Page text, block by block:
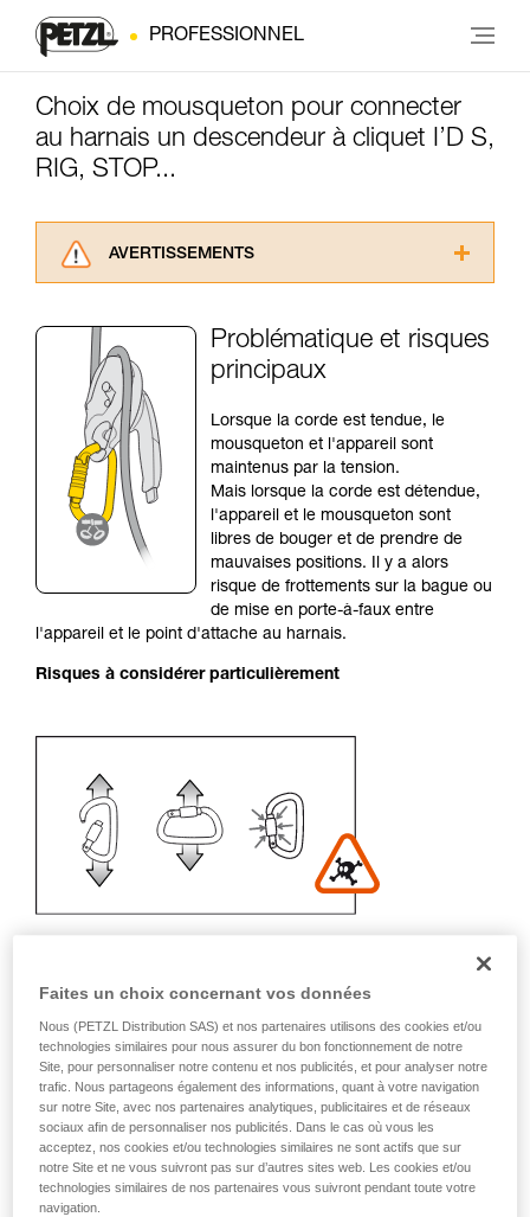
PROFESSIONNEL
Choix de mousqueton pour connecter
au harnais un descendeur à cliquet I’D S,
RIG, STOP...
AVERTISSEMENTS
consulter. Vous devez avoir compris les
informations de la notice technique pour
pouvoir comprendre ce complément
d’informations.
Maîtriser ces techniques nécessite une
formation et un entraînement spécifique. Validez
avec un professionnel votre capacité à refaire
la manipulation, seul, en toute sécurité, avant
de la reproduire en autonomie.
Nous donnons des exemples de techniques
liées à votre activité. Il peut en exister d’autres
que nous ne décrivons pas ici.
Problématique et risques
principaux
Lorsque la corde est tendue, le
mousqueton et l'appareil sont
maintenus par la tension.
Mais lorsque la corde est détendue,
l'appareil et le mousqueton sont
libres de bouger et de prendre de
mauvaises positions. Il y a alors
risque de frottements sur la bague ou
de mise en porte-à-faux entre
l'appareil et le point d'attache au harnais.
Risques à considérer particulièrement
accessoires
- Utilisez un mousqueton Am'D et une barrette
CAPTIV.
- Choisissez le type de verrouillage selon votre
utilisation.
Faites un choix concernant vos données
Nous (PETZL Distribution SAS) et nos partenaires utilisons des cookies et/ou
technologies similaires pour nous assurer du bon fonctionnement de notre
Site, pour personnaliser notre contenu et nos publicités, et pour analyser notre
trafic. Nous partageons également des informations, quant à votre navigation
sur notre Site, avec nos partenaires analytiques, publicitaires et de réseaux
sociaux afin de personnaliser nos publicités. Dans le cas où vous les
acceptez, nos cookies et/ou technologies similaires ne sont actifs que sur
notre Site et ne vous suivront pas sur d’autres sites web. Les cookies et/ou
technologies similaires de nos partenaires vous suivront pendant toute votre
navigation.